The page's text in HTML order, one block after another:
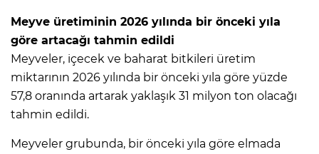
Meyve üretiminin 2026 yılında bir önceki yıla
göre artacağı tahmin edildi
Meyveler, içecek ve baharat bitkileri üretim
miktarının 2026 yılında bir önceki yıla göre yüzde
57,8 oranında artarak yaklaşık 31 milyon ton olacağı
tahmin edildi.
Meyveler grubunda, bir önceki yıla göre elmada